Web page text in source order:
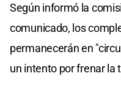
Según informó la
comunicado, los
permanecerán en
un intento por frenar la